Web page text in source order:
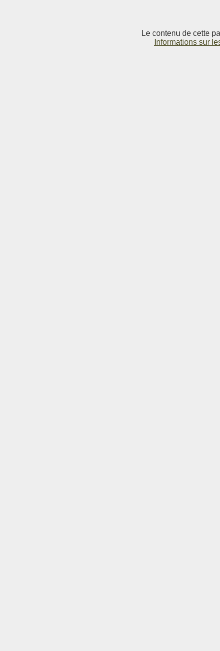
Le contenu de cette
Informations sur